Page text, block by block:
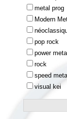
metal prog
Modern
pop rock
power
rock
speed
visual kei